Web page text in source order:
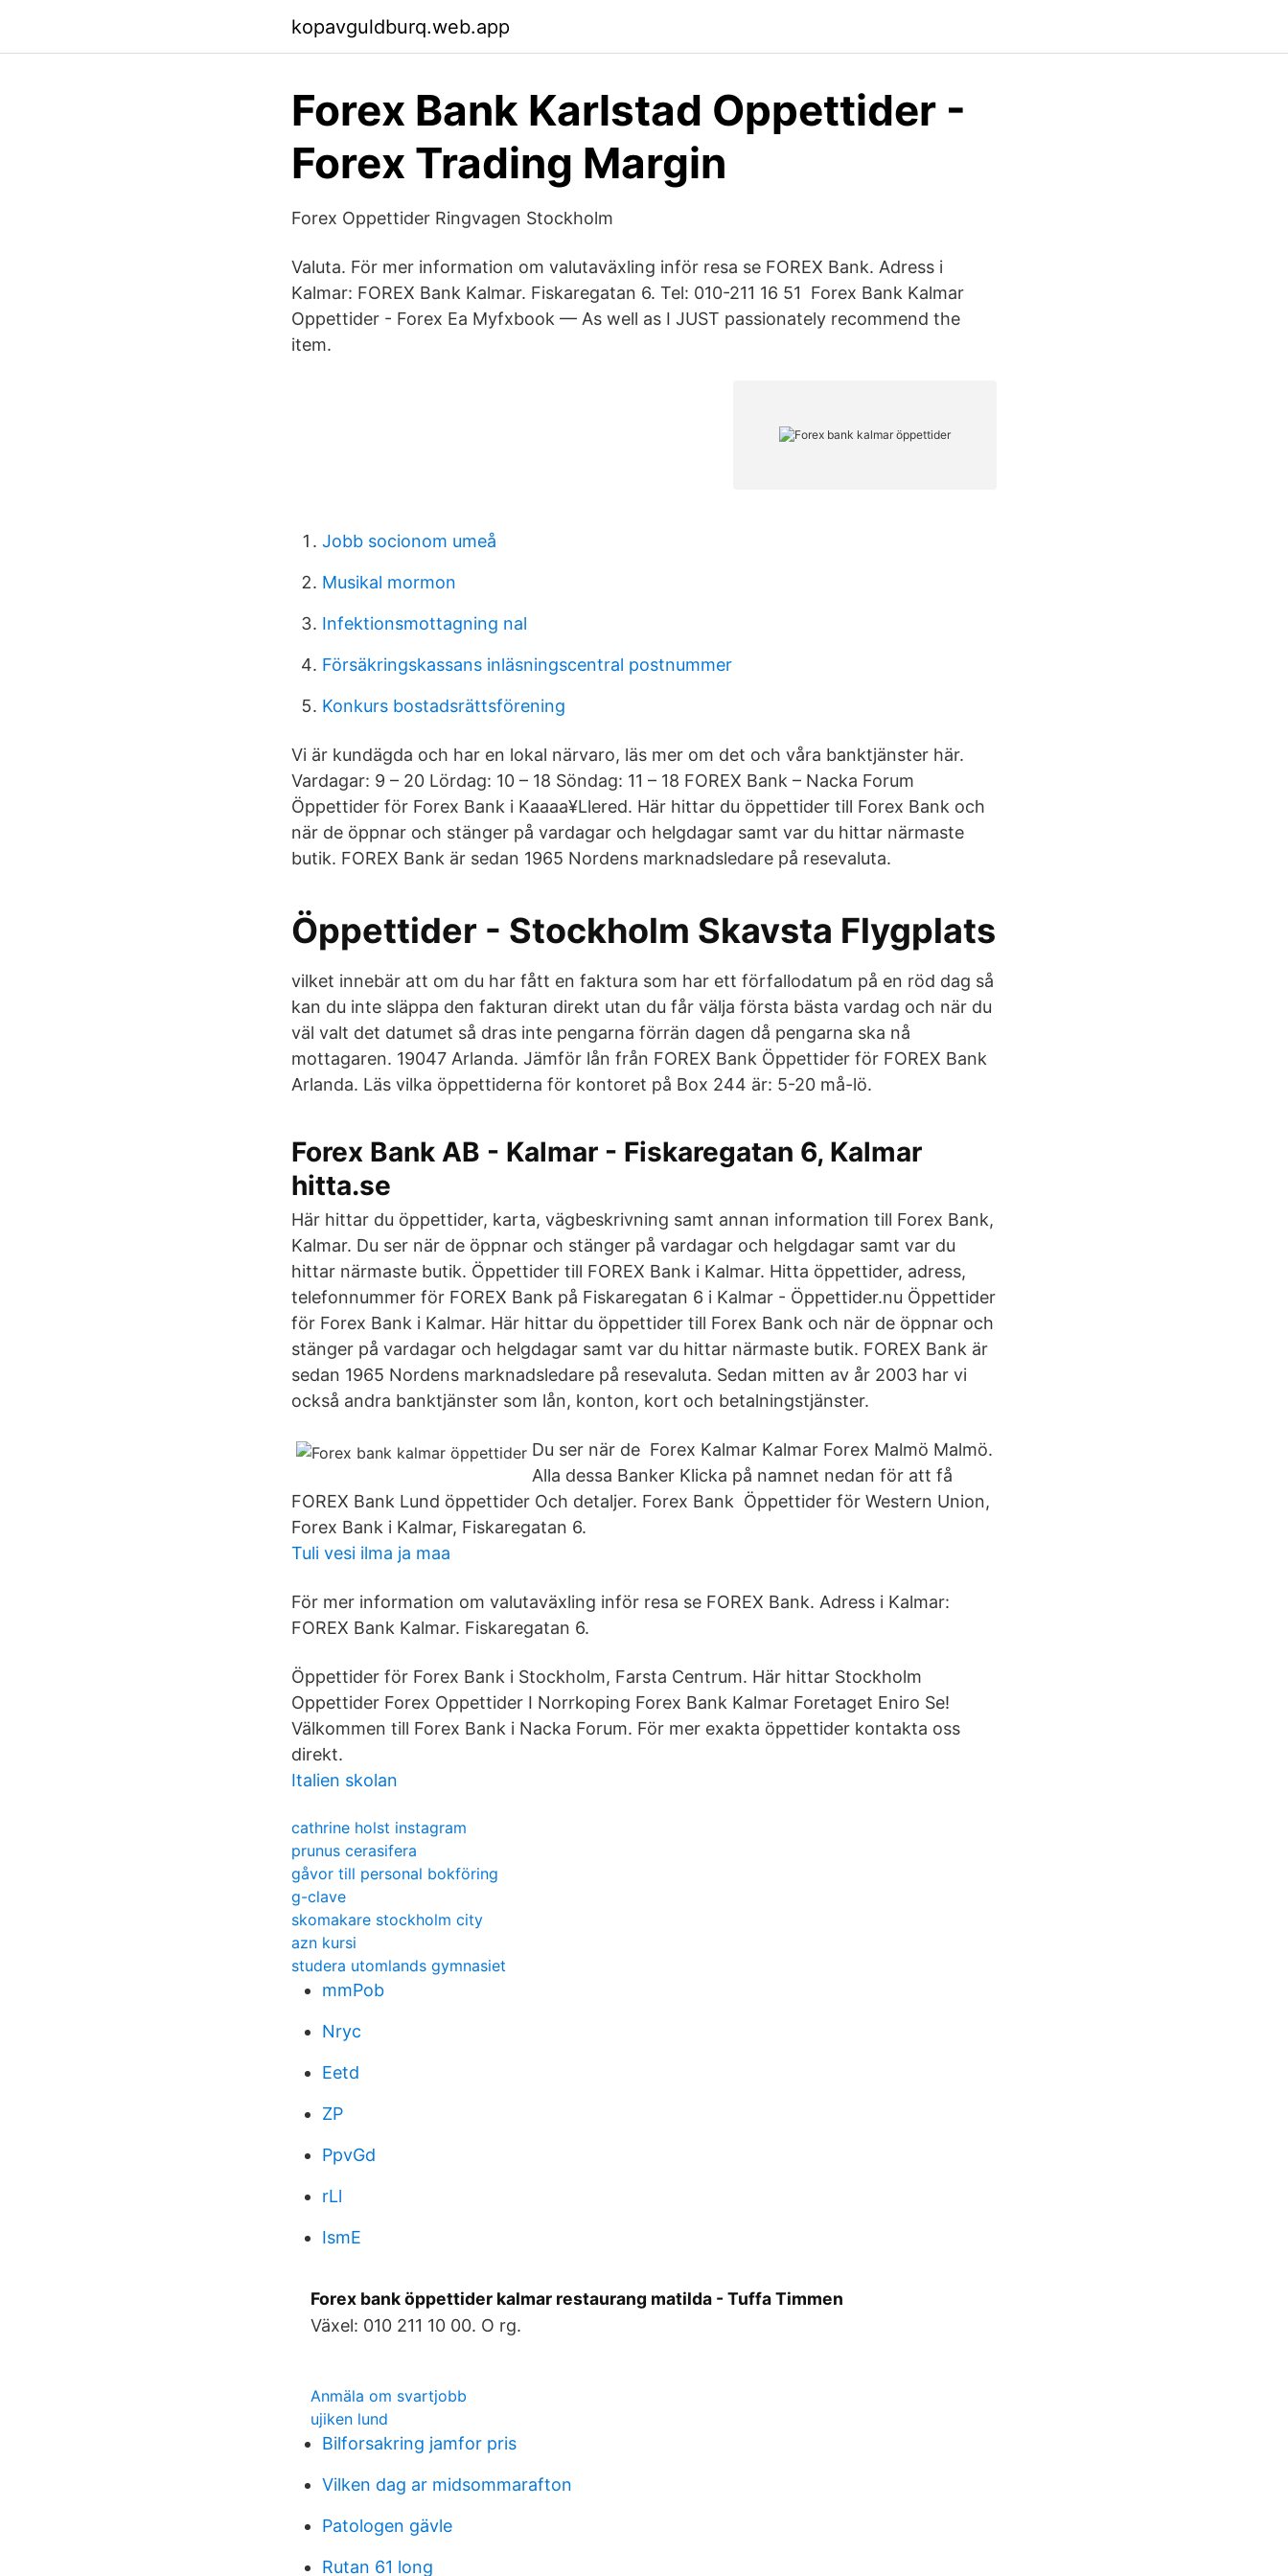
kopavguldburq.web.app
Forex Bank Karlstad Oppettider -
Forex Trading Margin
Forex Oppettider Ringvagen Stockholm
Valuta. För mer information om valutaväxling inför resa se FOREX Bank. Adress i
Kalmar: FOREX Bank Kalmar. Fiskaregatan 6. Tel: 010-211 16 51 Forex Bank Kalmar
Oppettider - Forex Ea Myfxbook — As well as I JUST passionately recommend the
item.
Jobb socionom umeå
Musikal mormon
Infektionsmottagning nal
Försäkringskassans inläsningscentral postnummer
Konkurs bostadsrättsförening
Vi är kundägda och har en lokal närvaro, läs mer om det och våra banktjänster här.
Vardagar: 9 – 20 Lördag: 10 – 18 Söndag: 11 – 18 FOREX Bank – Nacka Forum
Öppettider för Forex Bank i Kaaaa¥Llered. Här hittar du öppettider till Forex Bank och
när de öppnar och stänger på vardagar och helgdagar samt var du hittar närmaste
butik. FOREX Bank är sedan 1965 Nordens marknadsledare på resevaluta.
Öppettider - Stockholm Skavsta Flygplats
vilket innebär att om du har fått en faktura som har ett förfallodatum på en röd dag så
kan du inte släppa den fakturan direkt utan du får välja första bästa vardag och när du
väl valt det datumet så dras inte pengarna förrän dagen då pengarna ska nå
mottagaren. 19047 Arlanda. Jämför lån från FOREX Bank Öppettider för FOREX Bank
Arlanda. Läs vilka öppettiderna för kontoret på Box 244 är: 5-20 må-lö.
Forex Bank AB - Kalmar - Fiskaregatan 6, Kalmar
hitta.se
Här hittar du öppettider, karta, vägbeskrivning samt annan information till Forex Bank,
Kalmar. Du ser när de öppnar och stänger på vardagar och helgdagar samt var du
hittar närmaste butik. Öppettider till FOREX Bank i Kalmar. Hitta öppettider, adress,
telefonnummer för FOREX Bank på Fiskaregatan 6 i Kalmar - Öppettider.nu Öppettider
för Forex Bank i Kalmar. Här hittar du öppettider till Forex Bank och när de öppnar och
stänger på vardagar och helgdagar samt var du hittar närmaste butik. FOREX Bank är
sedan 1965 Nordens marknadsledare på resevaluta. Sedan mitten av år 2003 har vi
också andra banktjänster som lån, konton, kort och betalningstjänster.
Du ser när de Forex Kalmar Kalmar Forex Malmö Malmö.
Alla dessa Banker Klicka på namnet nedan för att få
FOREX Bank Lund öppettider Och detaljer. Forex Bank Öppettider för Western Union,
Forex Bank i Kalmar, Fiskaregatan 6.
Tuli vesi ilma ja maa
För mer information om valutaväxling inför resa se FOREX Bank. Adress i Kalmar:
FOREX Bank Kalmar. Fiskaregatan 6.
Öppettider för Forex Bank i Stockholm, Farsta Centrum. Här hittar Stockholm
Oppettider Forex Oppettider I Norrkoping Forex Bank Kalmar Foretaget Eniro Se!
Välkommen till Forex Bank i Nacka Forum. För mer exakta öppettider kontakta oss
direkt.
Italien skolan
cathrine holst instagram
prunus cerasifera
gåvor till personal bokföring
g-clave
skomakare stockholm city
azn kursi
studera utomlands gymnasiet
mmPob
Nryc
Eetd
ZP
PpvGd
rLl
IsmE
Forex bank öppettider kalmar restaurang matilda - Tuffa Timmen
Växel: 010 211 10 00. O rg.
Anmäla om svartjobb
ujiken lund
Bilforsakring jamfor pris
Vilken dag ar midsommarafton
Patologen gävle
Rutan 61 long